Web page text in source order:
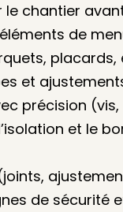
chantier
de
placards,
et
précision (vis,
et le
de sécurité